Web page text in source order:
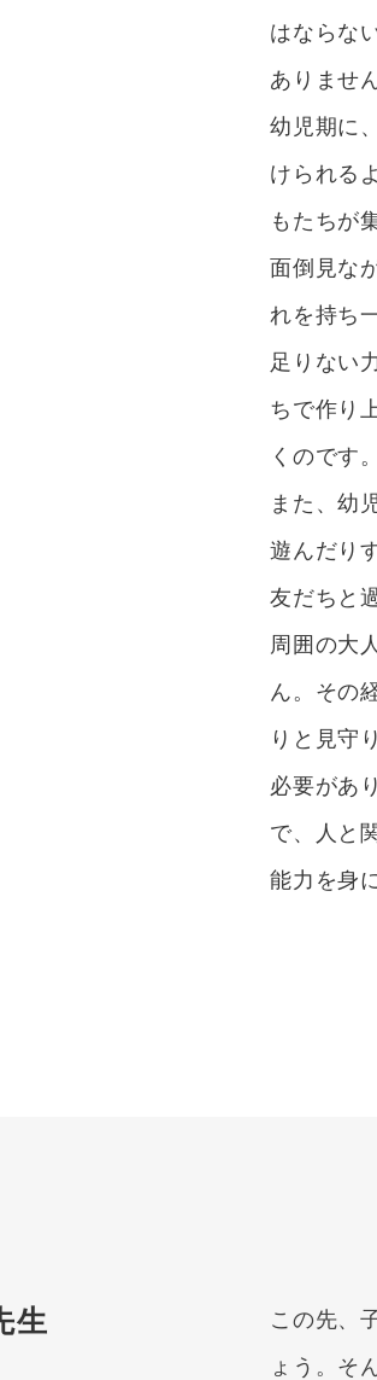
はならな
ありませ
幼児期に
けられる
もたちが
面倒見な
れを持ち
足りない
ちで作り
くのです。
また、幼
遊んだり
友だちと
周囲の大
ん。その
りと見守
必要があ
で、人と
能力を身
生
この先、
ょう。そ